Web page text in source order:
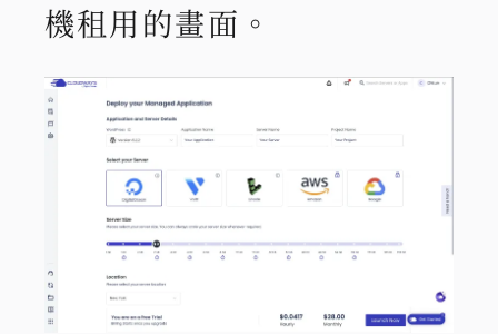
機租用的畫面。